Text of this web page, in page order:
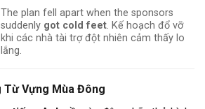
The plan fell apart when the sponsors
suddenly got cold feet. Kế hoạch đổ vỡ
khi các nhà tài trợ đột nhiên cảm thấy lo
lắng.
Từ Vựng Mùa Đông